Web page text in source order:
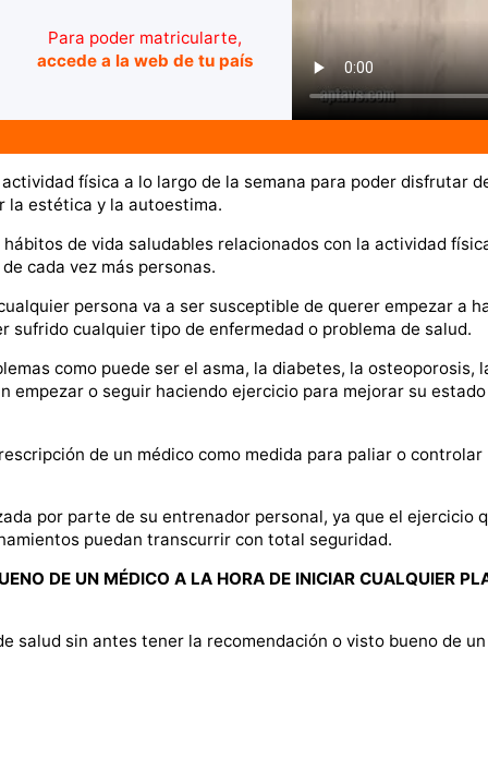
Para poder matricularte,
accede a la web de tu país
física a lo largo de la semana para poder disfrutar
la estética y la autoestima.
de vida saludables relacionados con la actividad
cada vez más personas.
persona va a ser susceptible de querer empezar a
cualquier tipo de enfermedad o problema de salud.
como puede ser el asma, la diabetes, la osteoporosis,
empezar o seguir haciendo ejercicio para mejorar su
de un médico como medida para paliar o controlar
por parte de su entrenador personal, ya que el ejercicio
puedan transcurrir con total seguridad.
DE UN MÉDICO A LA HORA DE INICIAR CUALQUIER
salud sin antes tener la recomendación o visto bueno de un